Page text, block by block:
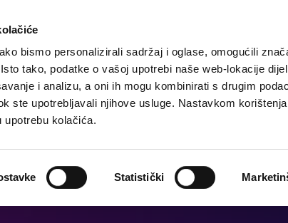
bismo personalizirali sadržaj i oglase, omogućili
tako, podatke o vašoj upotrebi naše web-lokacije
i analizu, a oni ih mogu kombinirati s drugim
ste upotrebljavali njihove usluge. Nastavkom
upotrebu kolačića.
Statistički
Destination Hebergement Que